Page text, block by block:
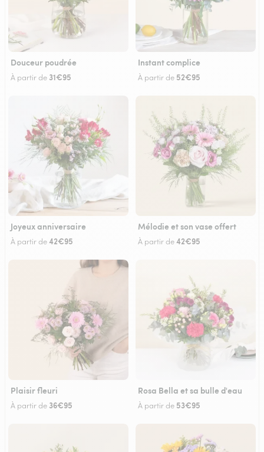
Douceur poudrée
À partir de 31€95
Instant complice
À partir de 52€95
Joyeux anniversaire
À partir de42€95
Mélodie et son vase offert
À partir de42€95
Plaisir fleuri
À partir de 36€95
Rosa Bella et sa bulle d'eau
À partir de 53€95